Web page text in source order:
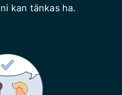
kan tänkas ha.